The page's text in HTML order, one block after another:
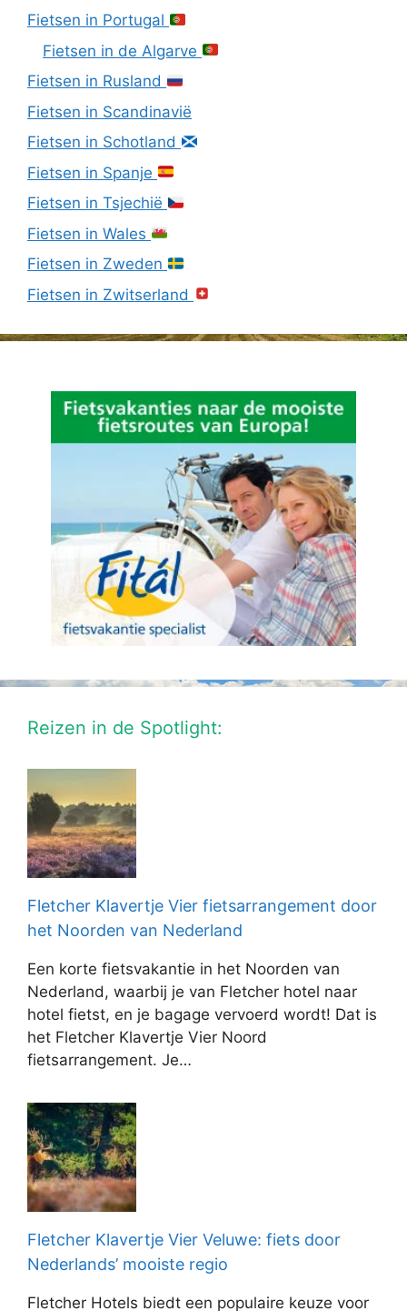
Fietsen in Portugal
Fietsen in de Algarve
Fietsen in Rusland
Fietsen in Scandinavië
Fietsen in Schotland
Fietsen in Spanje
Fietsen in Tsjechië
Fietsen in Wales
Fietsen in Zweden
Fietsen in Zwitserland
Reizen in de Spotlight:
Fletcher Klavertje Vier fietsarrangement door
het Noorden van Nederland
Een korte fietsvakantie in het Noorden van
Nederland, waarbij je van Fletcher hotel naar
hotel fietst, en je bagage vervoerd wordt! Dat is
het Fletcher Klavertje Vier Noord
fietsarrangement. Je…
Fletcher Klavertje Vier Veluwe: fiets door
Nederlands’ mooiste regio
Fletcher Hotels biedt een populaire keuze voor